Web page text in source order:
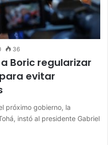
36
Boric regularizar
evitar
próximo gobierno, la
instó al presidente Gabriel